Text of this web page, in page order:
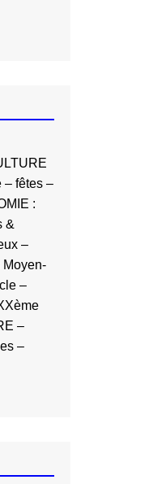
– fêtes –
:
&
–
Moyen-
–
–
–